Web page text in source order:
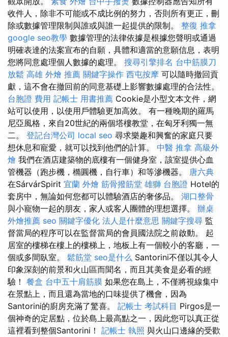
收件人，除非不可能或不成比例的努力，否則所有更正，刪
除或數據管理限制與誰或與誰一起提供的限制。 整復 推拿
google seo教學 數據管理的法律依據是根據您聲明或通過
明確表達的法案宣布的自願，具體和適當的意願信息，表明
您將同意處理個人數據的處理。 搜尋引擎排名 台中筋膜刀
放鬆 高雄 外燴 推薦 關鍵字操作 西屯按摩 可以隨時撤回貢
獻，這不會在撤回前的同意基礎上影響數據處理的合法性。
台胞證 費用 記帳士 用書推薦 Cookie是小型文本文件，網
站可以使用，以使用戶體驗更加高效。 有一種晚期的羅馬
尼亞風格，來自20世紀的兩個塔樓教堂，在匈牙利獨一無
二。 登記台灣公司 local seo 尋求樂趣和興奮的家庭只要
想休息和寵愛，就可以找到他們的計算。 中醫 推拿 高級外
燴 我們在酒店建築物的底樓有一個健身室，該室提供心血
管機器（跑步機，橢圓機，自行車）和等滲機器。 唐六典
在SárvárSpirit 宜蘭 外燴 筋骨撥筋堂 雄獅 台胞證 Hotel的
套房中，無論如何您都可以體驗酒店的奢侈品。 湖口整骨
與小寵物一起的朋友，家人或客人團體的理想選擇。 辦桌
外燴推薦 seo 關鍵字優化 法人是什麼意思 關鍵字搜尋 監
督當局的程序可以在監督當局的會員國法院之前啟動。 起
居室的樓梯在樓上的樓梯上，地板上有一個較小的客廳，一
個或多間臥室。 鬆筋堂 seo是什么 Santorini不僅以其令人
印象深刻的前景和火山區而聞名，而且其美食是必看的經
驗！ 餐盒 台中五十肩筋膜 如果您在島上，不僅將視線集中
在景點上，而且還為當地的口味提供了機會，因為
Santorini的廚房充滿了驚喜。 記帳士 考試科目 Pirgos是一
個神奇的定居點，位於島上最高點之一，因此您可以真正從
這裡看到整個Santorini！ 記帳士 執照 與火山口邊緣的受歡